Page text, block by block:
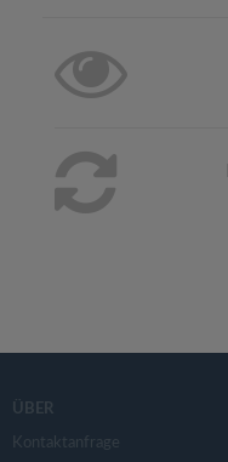
ÜBER
Kontaktanfrage